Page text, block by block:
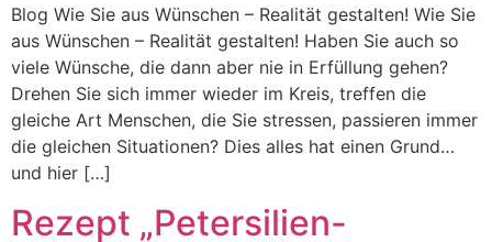
Blog Wie Sie aus Wünschen – Realität gestalten! Wie Sie
aus Wünschen – Realität gestalten! Haben Sie auch so
viele Wünsche, die dann aber nie in Erfüllung gehen?
Drehen Sie sich immer wieder im Kreis, treffen die
gleiche Art Menschen, die Sie stressen, passieren immer
die gleichen Situationen? Dies alles hat einen Grund…
und hier […]
Rezept „Petersilien-